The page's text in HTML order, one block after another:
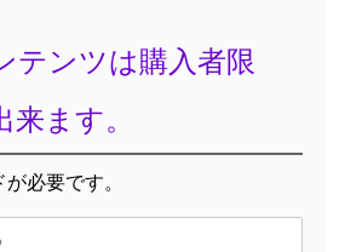
テンツは購入者限
来ます。
必要です。